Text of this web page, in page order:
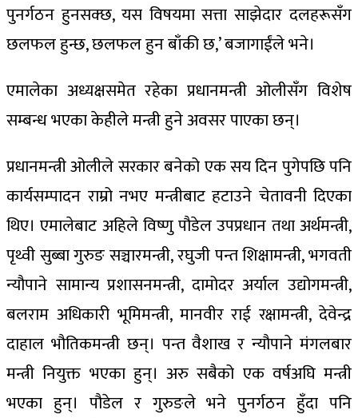
पुनर्गठन हुनसक्छ, यस विषयमा सत्ता साझेदार दलहरूसँग
छलफल हुन्छ, छलफल हुन बाँकी छ,’ बजागाईंले भने।
एमालेका अध्यक्षसमेत रहेका प्रधानमन्त्री ओलीसँग विशेष
सम्बन्ध भएका केहीले मन्त्री हुने अवसर पाएका छन्।
प्रधानमन्त्री ओलीले सरकार बनेको एक सय दिन पुगेपछि पनि
कार्यसम्पादन राम्रो नभए मन्त्रीबाट हटाउने चेतावनी दिएका
थिए। एमालेबाट अहिले विष्णु पौडेल उपप्रधान तथा अर्थमन्त्री,
पृथ्वी सुब्बा गुरुङ सञ्चारमन्त्री, रघुजी पन्त शिक्षामन्त्री, भगवती
न्यौपाने सामान्य प्रशासनमन्त्री, दामोदर अर्याल उद्योगमन्त्री,
बलराम अधिकारी भूमिमन्त्री, मानवीर राई रक्षामन्त्री, देवेन्द्र
दाहाल भौतिकमन्त्री छन्। पन्त वैशाख र न्यौपाने मंगलबार
मन्त्री नियुक्त भएका हुन्। अरु सबैको एक वर्षअघि मन्त्री
भएका हुन्। पौडेल र गुरुङले भने पुनर्गठन हुँदा पनि